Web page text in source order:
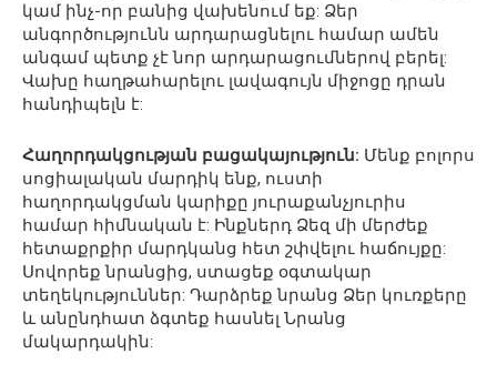
կամ ինչ-որ բանից վախենում եք: Ձեր
անգործությունն արդարացնելու համար ամեն
անգամ պետք չէ նոր արդարացումներով բերել:
Վախը հաղթահարելու լավագույն միջոցը դրան
հանդիպելն է:
Հաղորդակցության բացակայություն: Մենք բոլորս
սոցիալական մարդիկ ենք, ուստի
հաղորդակցման կարիքը յուրաքանչյուրիս
համար հիմնական է: Ինքներդ Ձեզ մի մերժեք
հետաքրքիր մարդկանց հետ շփվելու հաճույքը:
Սովորեք նրանցից, ստացեք օգտակար
տեղեկություններ: Դարձրեք նրանց Ձեր կուռքերը
և անընդհատ ձգտեք հասնել Նրանց
մակարդակին: